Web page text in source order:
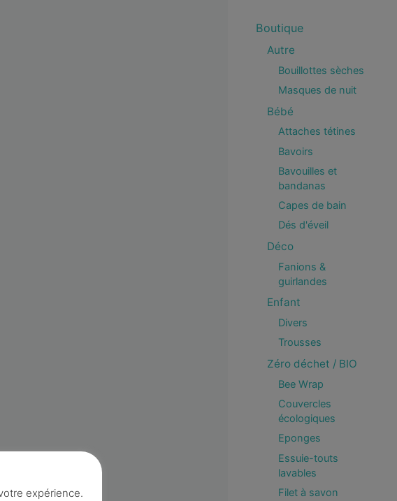
Boutique
Autre
Bouillottes sèches
Masques de nuit
Bébé
Attaches tétines
Bavoirs
Bavouilles et
bandanas
Capes de bain
Dés d'éveil
Déco
Fanions &
guirlandes
Enfant
Divers
Trousses
Zéro déchet / BIO
Bee Wrap
Couvercles
écologiques
Eponges
Essuie-touts
lavables
Filet à savon
expérience.